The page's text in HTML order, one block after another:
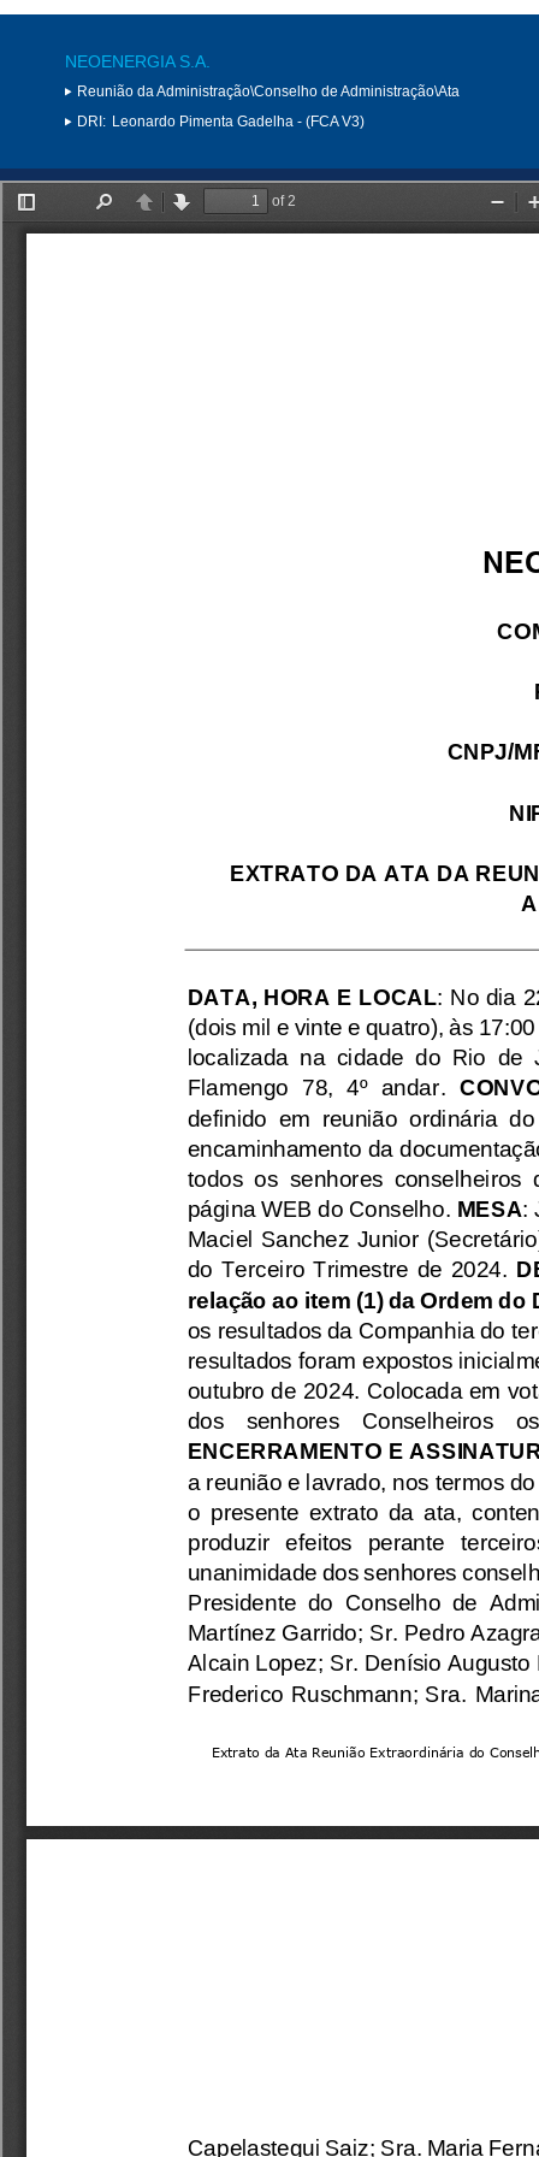
NEOENERGIA S.A.
Reunião da Administração\Conselho de Administração\Ata
DRI: Leonardo Pimenta Gadelha - (FCA V3)